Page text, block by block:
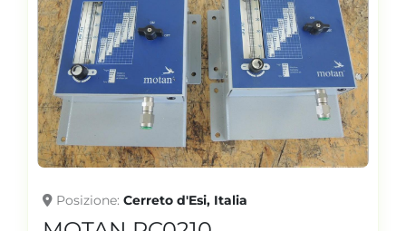
Posizione Cerreto d'Esi, Italia